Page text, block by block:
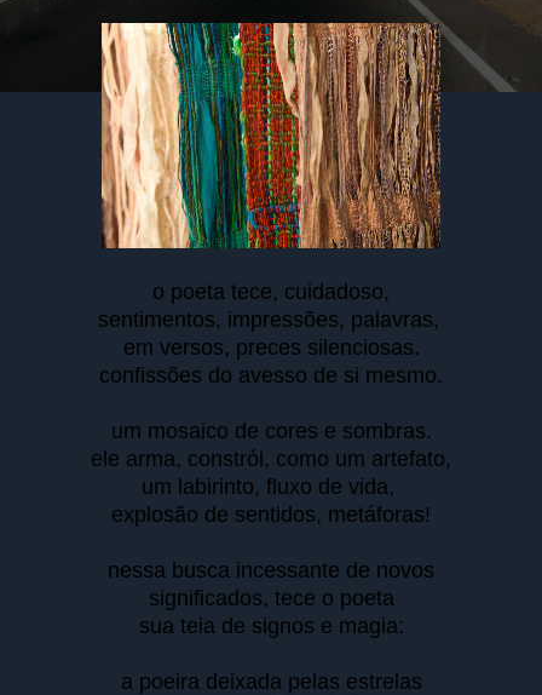
o poeta tece, cuidadoso,
sentimentos, impressões, palavras,
em versos, preces silenciosas.
confissões do avesso de si mesmo.
um mosaico de cores e sombras.
ele arma, constrói, como um artefato,
um labirinto, fluxo de vida,
explosão de sentidos, metáforas!
nessa busca incessante de novos
significados, tece o poeta
sua teia de signos e magia:
a poeira deixada pelas estrelas